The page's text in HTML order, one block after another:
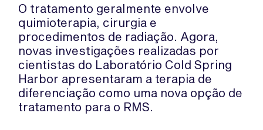
O tratamento geralmente envolve
quimioterapia, cirurgia e
procedimentos de radiação. Agora,
novas investigações realizadas por
cientistas do Laboratório Cold Spring
Harbor apresentaram a terapia de
diferenciação como uma nova opção de
tratamento para o RMS.